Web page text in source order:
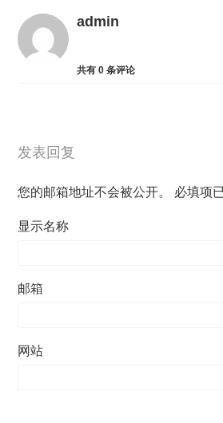
admin
共有0 条评论
发表回复
您的邮箱地址不会被公开。 必填项
显示名称
邮箱
网站